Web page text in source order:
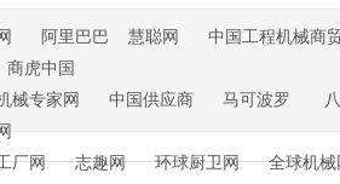
阿里巴巴 慧聪网
中国工程机械商
商虎中国
械专家网
中国供应商 马可波罗
厂网
志趣网 环球厨卫网
全球机械